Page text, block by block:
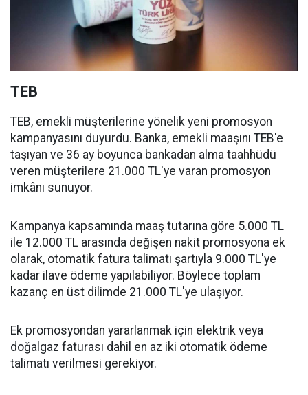
TEB
TEB, emekli müşterilerine yönelik yeni promosyon
kampanyasını duyurdu. Banka, emekli maaşını TEB'e
taşıyan ve 36 ay boyunca bankadan alma taahhüdü
veren müşterilere 21.000 TL'ye varan promosyon
imkânı sunuyor.
Kampanya kapsamında maaş tutarına göre 5.000 TL
ile 12.000 TL arasında değişen nakit promosyona ek
olarak, otomatik fatura talimatı şartıyla 9.000 TL'ye
kadar ilave ödeme yapılabiliyor. Böylece toplam
kazanç en üst dilimde 21.000 TL'ye ulaşıyor.
Ek promosyondan yararlanmak için elektrik veya
doğalgaz faturası dahil en az iki otomatik ödeme
talimatı verilmesi gerekiyor.